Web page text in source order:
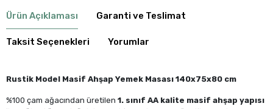
Ürün Açıklaması Garanti ve Teslimat
Taksit Seçenekleri Yorumlar
Rustik Model Masif Ahşap Yemek Masası 140x75x80 cm
%100 çam ağacından üretilen 1. sınıf AA kalite masif ahşap yapısı